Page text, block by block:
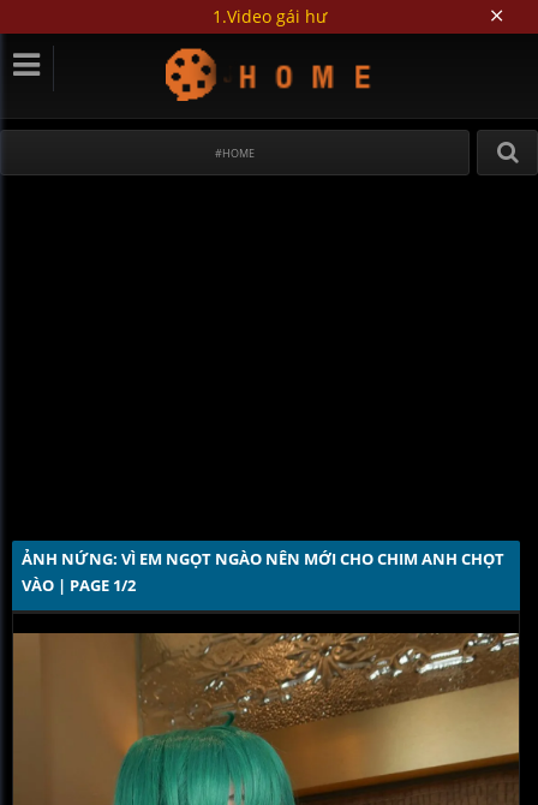
#HOME
ẢNH NỨNG: VÌ EM NGỌT NGÀO NÊN MỚI CHO CHIM ANH CHỌT
VÀO | PAGE 1/2
1.Video gái hư